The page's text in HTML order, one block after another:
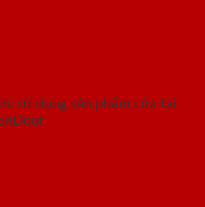
sử dụng sản phẩm cửa tại